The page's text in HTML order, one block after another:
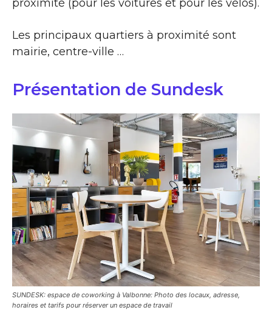
proximité (pour les voitures et pour les vélos).
Les principaux quartiers à proximité sont
mairie, centre-ville …
Présentation de Sundesk
SUNDESK: espace de coworking à Valbonne: Photo des locaux, adresse,
horaires et tarifs pour réserver un espace de travail